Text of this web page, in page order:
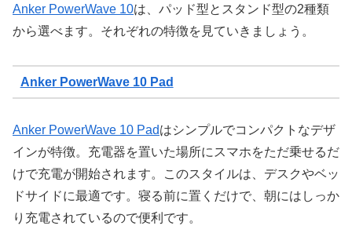
Anker PowerWave 10は、パッド型とスタンド型の2種類
から選べます。それぞれの特徴を見ていきましょう。
Anker PowerWave 10 Pad
Anker PowerWave 10 Padはシンプルでコンパクトなデザ
インが特徴。充電器を置いた場所にスマホをただ乗せるだ
けで充電が開始されます。このスタイルは、デスクやベッ
ドサイドに最適です。寝る前に置くだけで、朝にはしっか
り充電されているので便利です。